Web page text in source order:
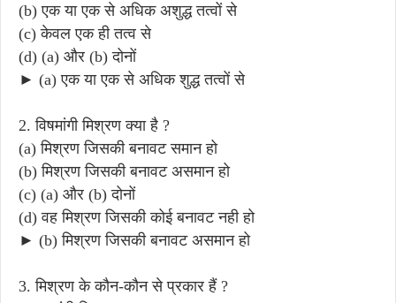
(b) एक या एक से अधिक अशुद्ध तत्वों से
(c) केवल एक ही तत्व से
(d) (a) और (b) दोनों
► (a) एक या एक से अधिक शुद्ध तत्वों से
2. विषमांगी मिश्रण क्या है ?
(a) मिश्रण जिसकी बनावट समान हो
(b) मिश्रण जिसकी बनावट असमान हो
(c) (a) और (b) दोनों
(d) वह मिश्रण जिसकी कोई बनावट नही हो
► (b) मिश्रण जिसकी बनावट असमान हो
3. मिश्रण के कौन-कौन से प्रकार हैं ?